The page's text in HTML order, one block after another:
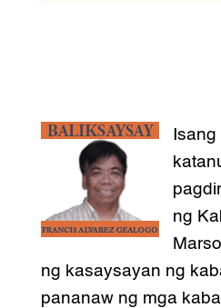
ng
ng kasaysayan ng
pananaw ng mga